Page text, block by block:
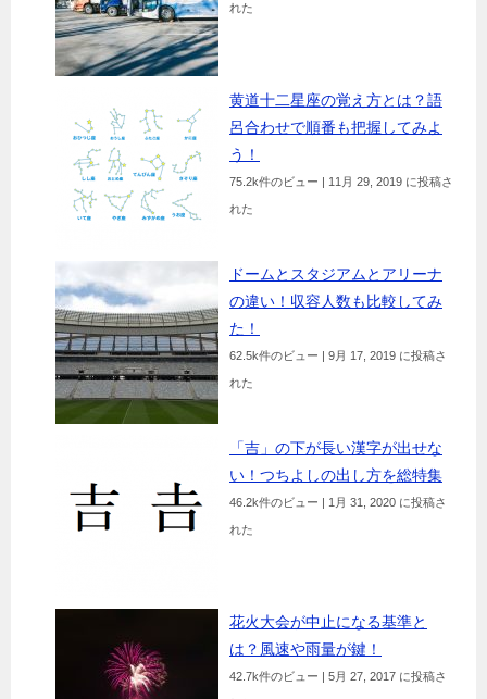
れた
黄道十二星座の覚え方とは？語
呂合わせで順番も把握してみよ
う！
75.2k件のビュー 11月 29, 2019 に投稿さ
れた
ドームとスタジアムとアリーナ
の違い！収容人数も比較してみ
た！
62.5k件のビュー 9月 17, 2019 に投稿さ
れた
「吉」の下が長い漢字が出せな
い！つちよしの出し方を総特集
46.2k件のビュー 1月 31, 2020 に投稿さ
れた
花火大会が中止になる基準と
は？風速や雨量が鍵！
42.7k件のビュー 5月 27, 2017 に投稿さ